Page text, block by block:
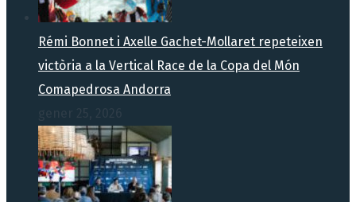
Rémi Bonnet i Axelle Gachet-Mollaret repeteixen
victòria a la Vertical Race de la Copa del Món
Comapedrosa Andorra